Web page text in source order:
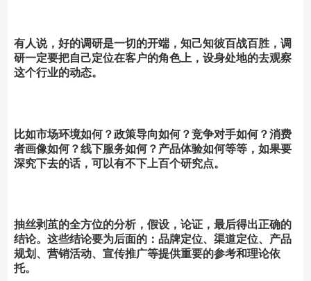
有人说，好的调研是一切的开端，知己知彼百战百胜，调
研一定要把自己定位在客户的角色上，设身处地的去观察
这个行业的动态。
比如市场环境如何？政策导向如何？竞争对手如何？消费
者画像如何？线下服务如何？产品体验如何等等，如果要
深究下去的话，可以有不下上百个研究点。
抽丝剥茧的全方位的分析，假设，论证，最后得出正确的
结论。这些结论要为后面的：品牌定位、渠道定位、产品
规划、营销活动、宣传推广等提供重要的参考和理论依
托。